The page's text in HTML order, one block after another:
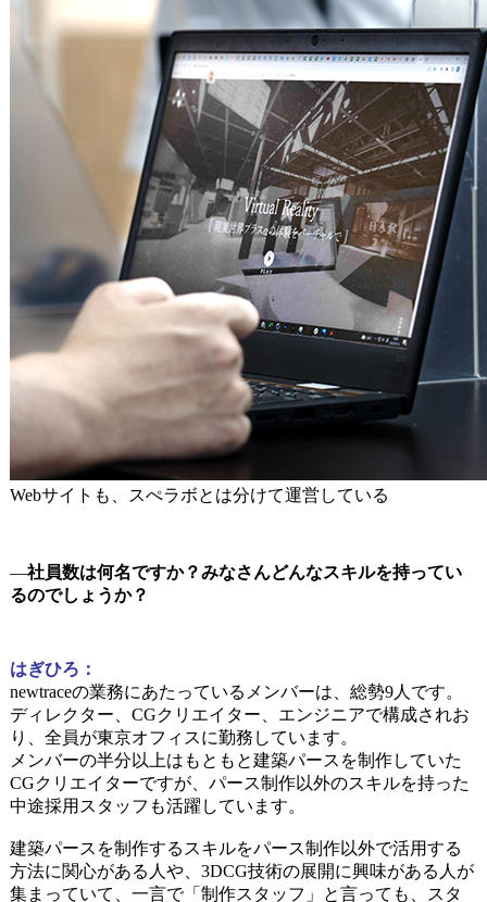
Webサイトも、スぺラボとは分けて運営している
―社員数は何名ですか？みなさんどんなスキルを持ってい
るのでしょうか？
はぎひろ：
newtraceの業務にあたっているメンバーは、総勢9人です。
ディレクター、CGクリエイター、エンジニアで構成されお
り、全員が東京オフィスに勤務しています。
メンバーの半分以上はもともと建築パースを制作していた
CGクリエイターですが、 パース制作以外のスキルを持った
中途採用スタッフも活躍しています。
建築パースを制作するスキルをパース制作以外で活用する
方法に関心がある人や、3DCG技術の展開に興味がある人が
集まっていて、一言で「制作スタッフ」と言っても、スタ